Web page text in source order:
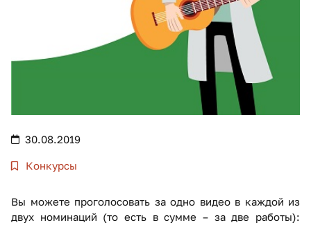
30.08.2019
Конкурсы
Вы можете проголосовать за одно видео в каждой из
двух номинаций (то есть в сумме – за две работы):